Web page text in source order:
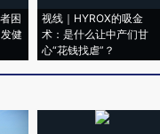
困
健
视线｜HYROX的吸金
术：是什么让中产们甘
心“花钱找虐”？